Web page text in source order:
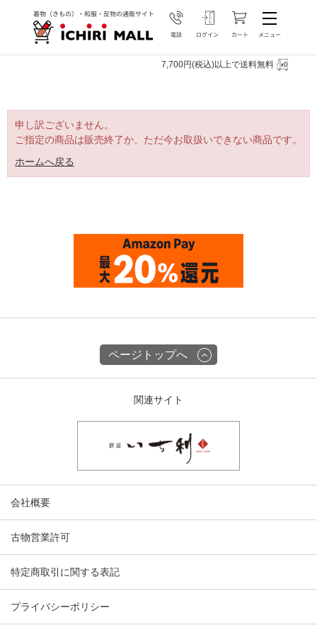
7,700円(税込)以上で送料無料
申し訳ございません。
ご指定の商品は販売終了か、ただ今お取扱いできない商品です。
ホームへ戻る
ページトップへ
関連サイト
会社概要
古物営業許可
特定商取引に関する表記
プライバシーポリシー